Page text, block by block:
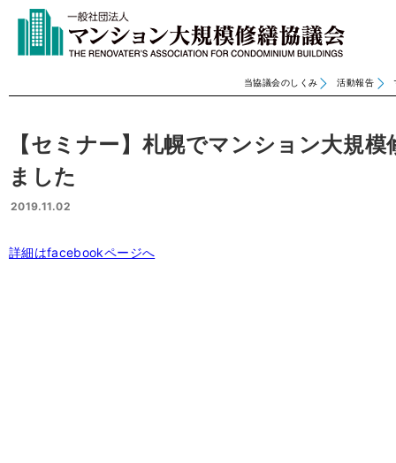
当協議会のしくみ 活動報告
【セミナー】札幌でマンション大規
ました
2019.11.02
詳細はfacebookページへ